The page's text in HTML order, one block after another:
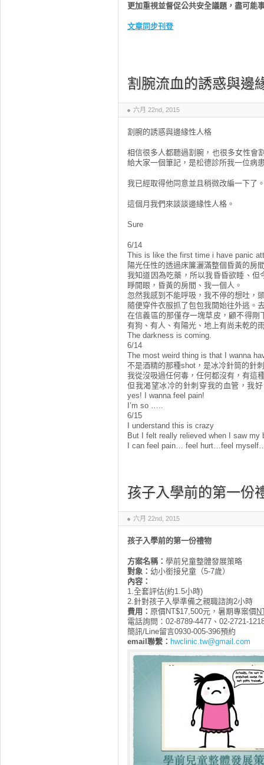
更加重視並督促公共安全議題，盡可能
文章同步刊登
割腕流血的誘惑與邊
六月 22nd, 2015
割腕的誘惑與邊緣性人格
相信很多人都聽過割腕，也很多女性會
給大家一個筆記，是松德診所我一位病
我已經取得他同意並且稍微改編一下了
這個月我們來談談邊緣性人格。
Sure
6/14
This is like the first time i have panic
陽光任性的透過床簾灑滿整個昏黃的房
我知道因為吃藥，所以我昏昏欲睡、
睜開眼，昏黃的房間、我一個人。
忽然我感到不能呼吸，我不停的想吐，
隨便穿件衣服抓了包包我開始往外逃。
在信義區的那僅存一塊草皮，顧不得
有狗、有人、有陽光、地上有尚未乾的
The darkness is coming.
6/14
The most weird thing is that I wanna
不是酒精的那種shot，是冰冷針筒的針
我從沒吸過任何毒，任何都沒有，有這
但我渴望冰冷的針刺穿我的血管，我
yes! I wanna feel pain!
I’m so …..
6/15
I understand this is crazy
But I felt really relieved when I saw
I can feel pain… feel hurt…feel
孩子入學前的第一份
六月 22nd, 2015
孩子入學前的第一份禮物
方案名稱： 學前兒童整體發展策略
對象： 幼小銜接兒童（5-7歲）
內容：
1.全套評估(約1.5小時)
2.針對孩子入學準備之親職諮詢2小時
費用： 原價NT$17,500元，暑期專案價
電話詢問：02-8789-4477、02-2721-
簡訊/Line留言0930-005-396預約
email聯繫 ： hwclinic.tw@gmail.com